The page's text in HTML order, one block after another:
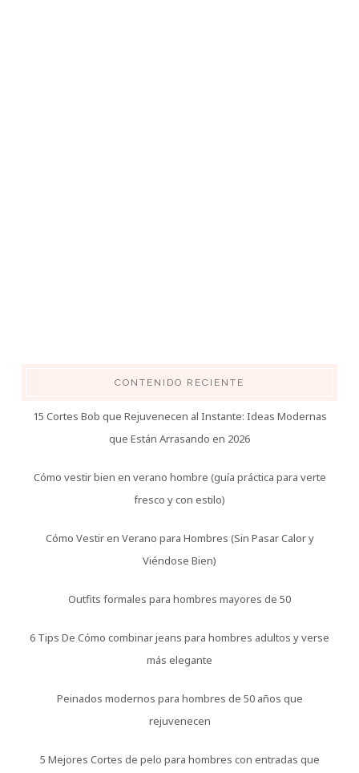
CONTENIDO RECIENTE
15 Cortes Bob que Rejuvenecen al Instante: Ideas Modernas
que Están Arrasando en 2026
Cómo vestir bien en verano hombre (guía práctica para verte
fresco y con estilo)
Cómo Vestir en Verano para Hombres (Sin Pasar Calor y
Viéndose Bien)
Outfits formales para hombres mayores de 50
6 Tips De Cómo combinar jeans para hombres adultos y verse
más elegante
Peinados modernos para hombres de 50 años que
rejuvenecen
5 Mejores Cortes de pelo para hombres con entradas que